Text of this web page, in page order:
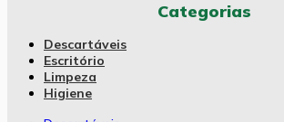
Categorias
Descartáveis
Escritório
Limpeza
Higiene